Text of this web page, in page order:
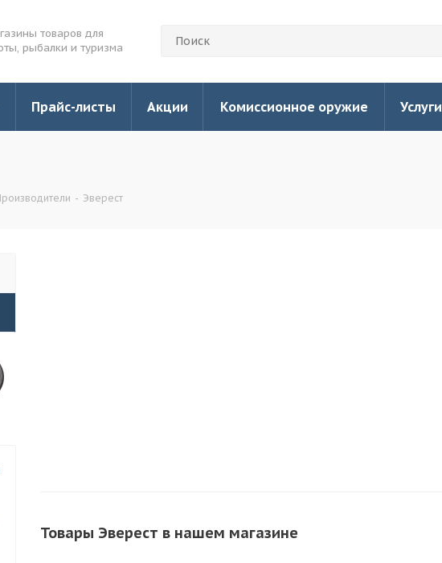
товаров для
рыбалки и туризма
Прайс-листы Акции Комиссионное оружие Услуги
- Эверест
Товары Эверест в нашем магазине